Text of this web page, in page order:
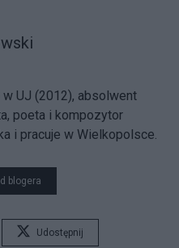
UJ (2012), absolwent
poeta i kompozytor
i pracuje w Wielkopolsce.
blogera
Udostępnij